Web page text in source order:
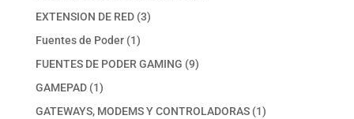
EXTENSION DE RED 33
Fuentes de Poder 11
producto
FUENTES DE PODER GAMING 99
GAMEPAD 11
producto
GATEWAYS, MODEMS Y CONTROLADORAS 11